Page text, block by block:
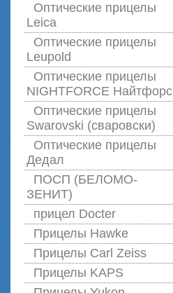
Оптические прицелы
Leica
Оптические прицелы
Leupold
Оптические прицелы
NIGHTFORCE Найтфорс
Оптические прицелы
Swarovski (сваровски)
Оптические прицелы
Дедал
ПОСП (БЕЛОМО-
ЗЕНИТ)
прицел Docter
Прицелы Hawke
Прицелы Carl Zeiss
Прицелы KAPS